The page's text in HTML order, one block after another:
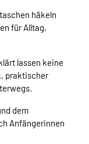
häkeln
für Alltag,
lassen keine
praktischer
dem
Anfängerinnen